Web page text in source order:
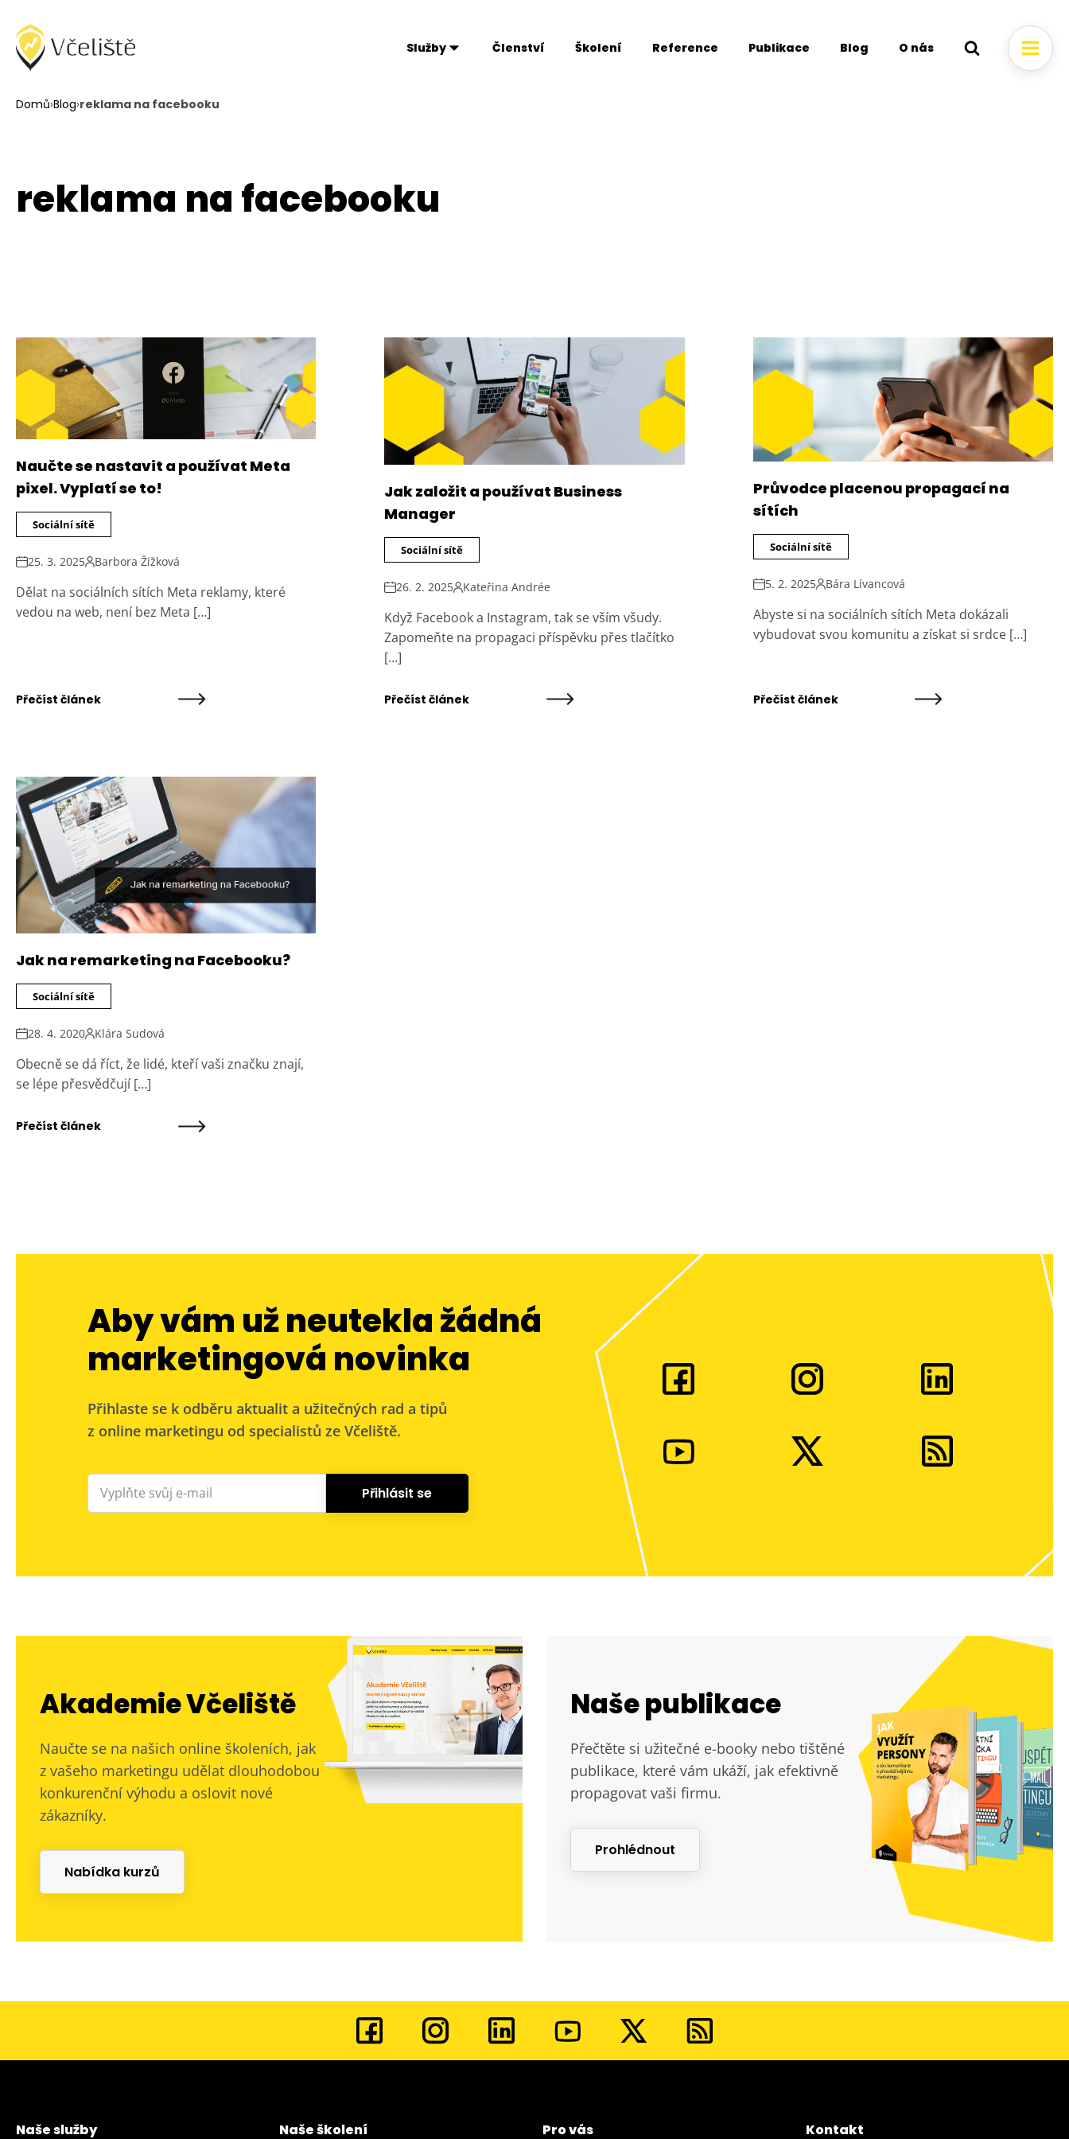
Služby Členství Školení Reference Publikace Blog O nás
Domů›Blog›reklama na facebooku
reklama na facebooku
Naučte se nastavit a používat Meta
pixel. Vyplatí se to!
Sociální sítě
25. 3. 2025 Barbora Žižková
Dělat na sociálních sítích Meta reklamy, které
vedou na web, není bez Meta […]
Přečíst článek
Jak založit a používat Business
Manager
Sociální sítě
26. 2. 2025 Kateřina Andrée
Když Facebook a Instagram, tak se vším všudy.
Zapomeňte na propagaci příspěvku přes tlačítko
[…]
Přečíst článek
Průvodce placenou propagací na
sítích
Sociální sítě
5. 2. 2025 Bára Lívancová
Abyste si na sociálních sítích Meta dokázali
vybudovat svou komunitu a získat si srdce […]
Přečíst článek
Jak na remarketing na Facebooku?
Sociální sítě
28. 4. 2020 Klára Sudová
Obecně se dá říct, že lidé, kteří vaši značku znají,
se lépe přesvědčují […]
Přečíst článek
Aby vám už neutekla žádná
marketingová novinka
Přihlaste se k odběru aktualit a užitečných rad a tipů
z online marketingu od specialistů ze Včeliště.
Přihlásit se
Akademie Včeliště
Naučte se na našich online školeních, jak
z vašeho marketingu udělat dlouhodobou
konkurenční výhodu a oslovit nové
zákazníky.
Nabídka kurzů
Naše publikace
Přečtěte si užitečné e-booky nebo tištěné
publikace, které vám ukáží, jak efektivně
propagovat vaši firmu.
Prohlédnout
Naše služby Naše školení Pro vás Kontakt